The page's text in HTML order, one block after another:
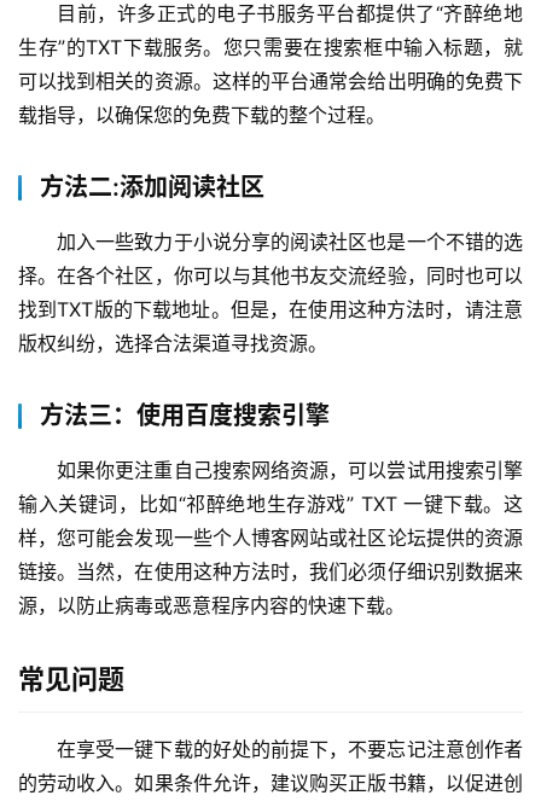
目前，许多正式的电子书服务平台都提供了“齐醉绝地
生存”的TXT下载服务。您只需要在搜索框中输入标题，就
可以找到相关的资源。这样的平台通常会给出明确的免费下
载指导，以确保您的免费下载的整个过程。
方法二:添加阅读社区
加入一些致力于小说分享的阅读社区也是一个不错的选
择。在各个社区，你可以与其他书友交流经验，同时也可以
找到TXT版的下载地址。但是，在使用这种方法时，请注意
版权纠纷，选择合法渠道寻找资源。
方法三：使用百度搜索引擎
如果你更注重自己搜索网络资源，可以尝试用搜索引擎
输入关键词，比如“祁醉绝地生存游戏” TXT 一键下载。这
样，您可能会发现一些个人博客网站或社区论坛提供的资源
链接。当然，在使用这种方法时，我们必须仔细识别数据来
源，以防止病毒或恶意程序内容的快速下载。
常见问题
在享受一键下载的好处的前提下，不要忘记注意创作者
的劳动收入。如果条件允许，建议购买正版书籍，以促进创